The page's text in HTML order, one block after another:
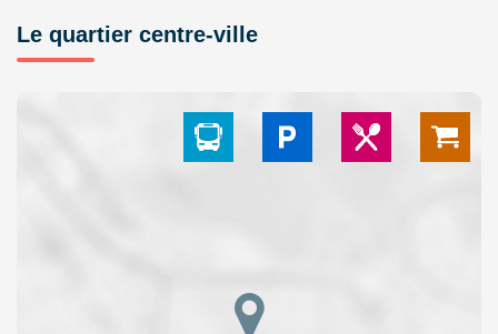
Le quartier centre-ville